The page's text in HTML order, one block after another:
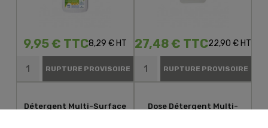
9,95 € TTC8,29 € HT
RUPTURE PROVISOIRE
27,48 € TTC22,90 € HT
RUPTURE PROVISOIRE
Détergent Multi-Surface
Dose Détergent Multi-